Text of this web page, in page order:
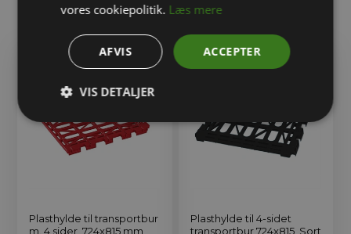
Relaterede varer
Plasthylde til transportbur
m. 4 sider, 724x815 mm,
Plasthylde til 4-sidet
transportbur 724x815, Sort
vores cookiepolitik. Læs mere
ACCEPTER
AFVIS
VIS DETALJER